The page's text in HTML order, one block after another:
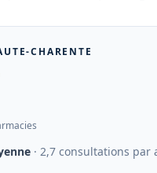
CHARENTE
· 2,7 consultations par